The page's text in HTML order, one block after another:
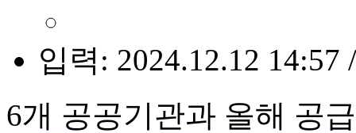
입력: 2024.12.12 14:57
6개 공공기관과 올해 공